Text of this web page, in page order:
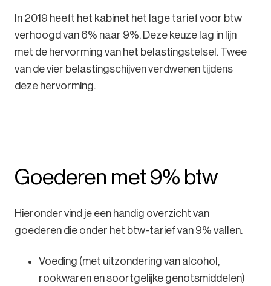
In 2019 heeft het kabinet het lage tarief voor btw
verhoogd van 6% naar 9%. Deze keuze lag in lijn
met de hervorming van het belastingstelsel. Twee
van de vier belastingschijven verdwenen tijdens
deze hervorming.
Goederen met 9% btw
Hieronder vind je een handig overzicht van
goederen die onder het btw-tarief van 9% vallen.
Voeding (met uitzondering van alcohol,
rookwaren en soortgelijke genotsmiddelen)